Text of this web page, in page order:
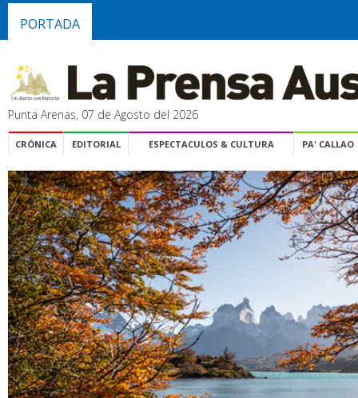
PORTADA
Punta Arenas, 07 de Agosto del 2026
CRÓNICA EDITORIAL ESPECTACULOS & CULTURA PA' CALLAO